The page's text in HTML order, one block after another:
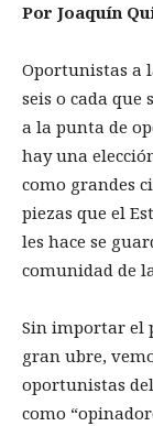
Por Joaquín
Oportunistas a
seis o cada que
a la punta de
hay una
como grandes
piezas que el
les hace se
comunidad de
Sin importar el
gran ubre,
oportunistas
como